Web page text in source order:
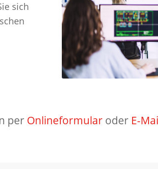
sich
per Onlineformular oder E-